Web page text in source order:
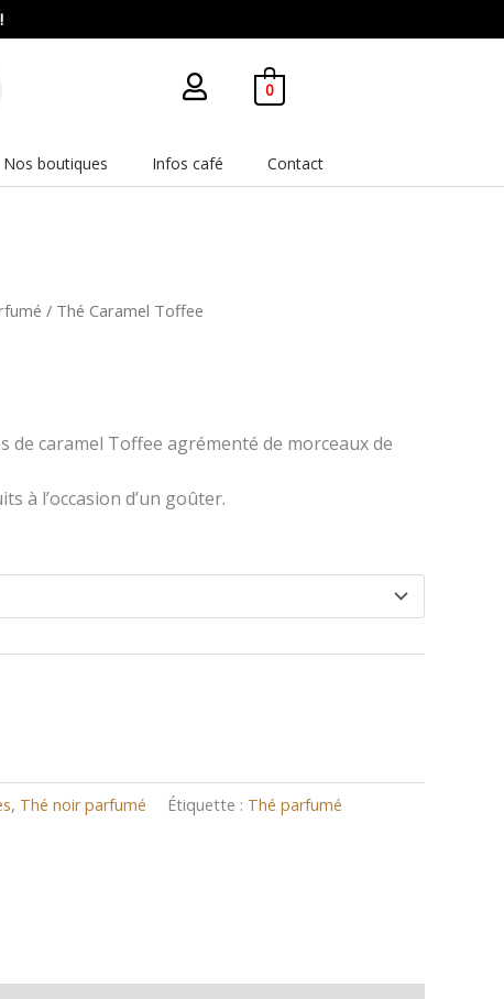
0
Nos boutiques Infos café Contact
/ Thé Caramel Toffee
caramel Toffee agrémenté de morceaux de
à l’occasion d’un goûter.
, Thé noir parfumé Étiquette : Thé parfumé